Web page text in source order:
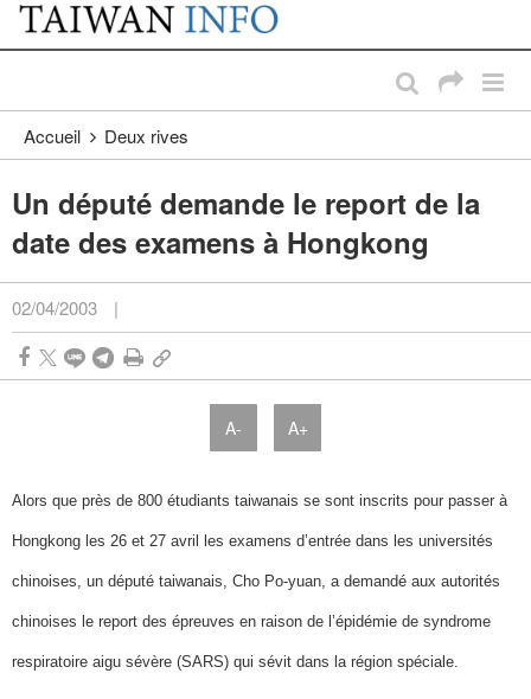
Passer au contenu principal
:::
Accueil Deux rives
Un député demande le report de la
date des examens à Hongkong
02/04/2003 |
A- A+
Alors que près de 800 étudiants taiwanais se sont inscrits pour passer à
Hongkong les 26 et 27 avril les examens d’entrée dans les universités
chinoises, un député taiwanais, Cho Po-yuan, a demandé aux autorités
chinoises le report des épreuves en raison de l’épidémie de syndrome
respiratoire aigu sévère (SARS) qui sévit dans la région spéciale.